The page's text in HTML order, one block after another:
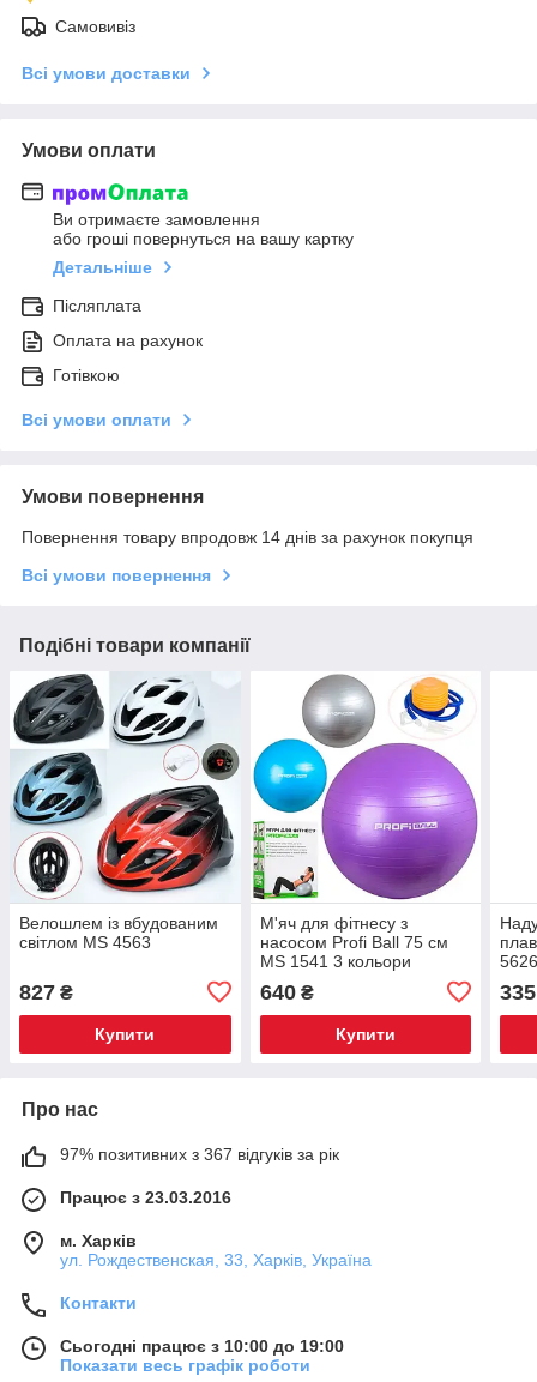
Самовивіз
Всі умови доставки
Умови оплати
Ви отримаєте замовлення
або гроші повернуться на вашу картку
Детальніше
Післяплата
Оплата на рахунок
Готівкою
Всі умови оплати
Умови повернення
Повернення товару впродовж 14 днів за рахунок покупця
Всі умови повернення
Подібні товари компанії
Велошлем із вбудованим
світлом MS 4563
827 ₴
Купити
М'яч для фітнесу з
насосом Profi Ball 75 см
MS 1541 3 кольори
640₴
Купити
335
Про нас
97% позитивних з 367 відгуків за рік
Працює з 23.03.2016
м. Харків
ул. Рождественская, 33, Харків, Україна
Контакти
Сьогодні працює з 10:00 до 19:00
Показати весь графік роботи